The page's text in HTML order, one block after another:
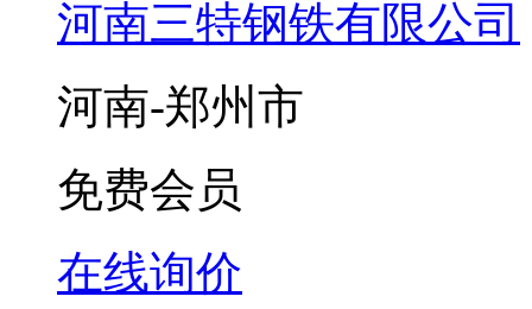
河南三特钢铁有限公司
河南-郑州市
免费会员
在线询价